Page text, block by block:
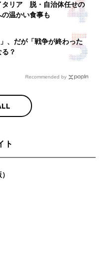
タリア 脱・自治体任せの
温かい食事も
、だが「戦争が終わった
？
Recommended by
ト